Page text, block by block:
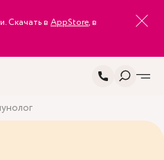
Скачать в AppStore, в